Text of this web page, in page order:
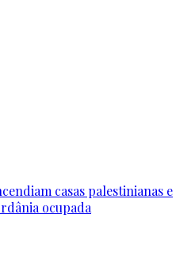
casas palestinianas e
ocupada